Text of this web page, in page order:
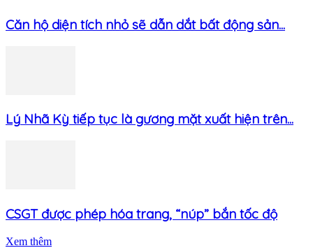
Căn hộ diện tích nhỏ sẽ dẫn dắt bất động sản...
Lý Nhã Kỳ tiếp tục là gương mặt xuất hiện trên...
CSGT được phép hóa trang, “núp” bắn tốc độ
Xem thêm